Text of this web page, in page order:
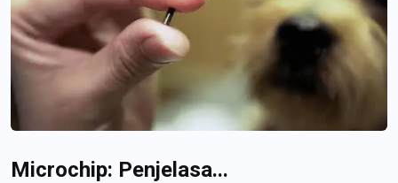
Microchip: Penjelasa...